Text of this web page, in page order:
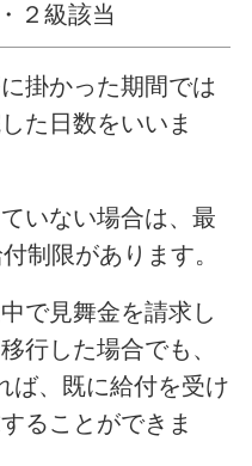
２級該当
掛かった期間では
た日数をいいま
いない場合は、最
制限があります。
で見舞金を請求し
行した場合でも、
ば、既に給付を受け
ることができま